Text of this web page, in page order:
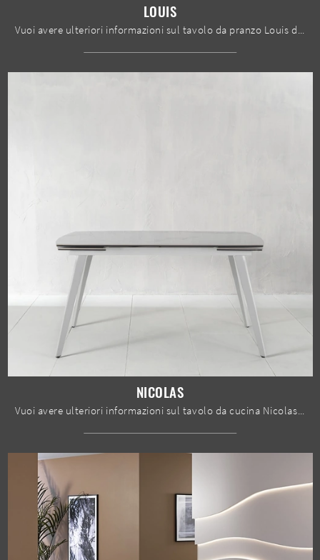
LOUIS
Vuoi avere ulteriori informazioni sul tavolo da pranzo Louis di Bontempi? Clicca e scopri di più sui modelli fissi dell'azienda.
NICOLAS
Vuoi avere ulteriori informazioni sul tavolo da cucina Nicolas di Stones? Clicca e ottieni informazioni sui modelli allungabili del brand.